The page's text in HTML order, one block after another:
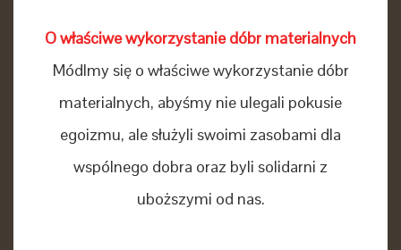
O właściwe wykorzystanie dóbr materialnych
Módlmy się o właściwe wykorzystanie dóbr
materialnych, abyśmy nie ulegali pokusie
egoizmu, ale służyli swoimi zasobami dla
wspólnego dobra oraz byli solidarni z
uboższymi od nas.